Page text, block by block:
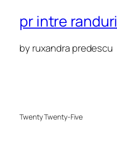
pr intre randuri
by ruxandra predescu
Twenty Twenty-Five